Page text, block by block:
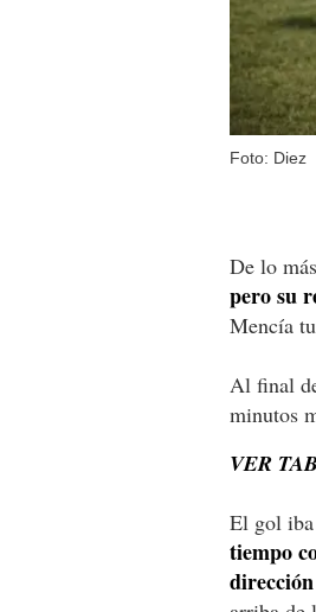
Foto: Diez
De lo
pero su
Mencía
Al final
minutos
VER
El gol iba
tiempo